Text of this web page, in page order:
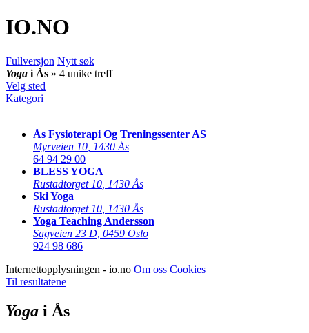
IO.NO
Fullversjon Nytt søk
Yoga i Ås » 4 unike treff
Velg sted
Kategori
Ås Fysioterapi Og Treningssenter AS
Myrveien 10 1430 Ås
64 94 29 00
BLESS YOGA
Rustadtorget 10 1430 Ås
Ski Yoga
Rustadtorget 10 1430 Ås
Yoga Teaching Andersson
Sagveien 23 D 0459 Oslo
924 98 686
Internettopplysningen - io.no Om oss Cookies
Til resultatene
Yoga i Ås